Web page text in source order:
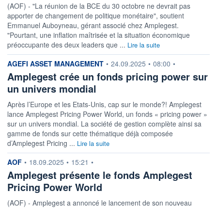
(AOF) - "La réunion de la BCE du 30 octobre ne devrait pas
apporter de changement de politique monétaire", soutient
Emmanuel Auboyneau, gérant associé chez Amplegest.
"Pourtant, une inflation maîtrisée et la situation économique
préoccupante des deux leaders que ... Lire la suite
information fournie par
AGEFI ASSET MANAGEMENT • 24.09.2025 • 08:00 •
Amplegest crée un fonds pricing power sur
un univers mondial
Après l’Europe et les Etats-Unis, cap sur le monde?! Amplegest
lance Amplegest Pricing Power World, un fonds « pricing power »
sur un univers mondial. La société de gestion complète ainsi sa
gamme de fonds sur cette thématique déjà composée
d’Amplegest Pricing ... Lire la suite
information fournie par
AOF • 18.09.2025 • 15:21 •
Amplegest présente le fonds Amplegest
Pricing Power World
(AOF) - Amplegest a annoncé le lancement de son nouveau